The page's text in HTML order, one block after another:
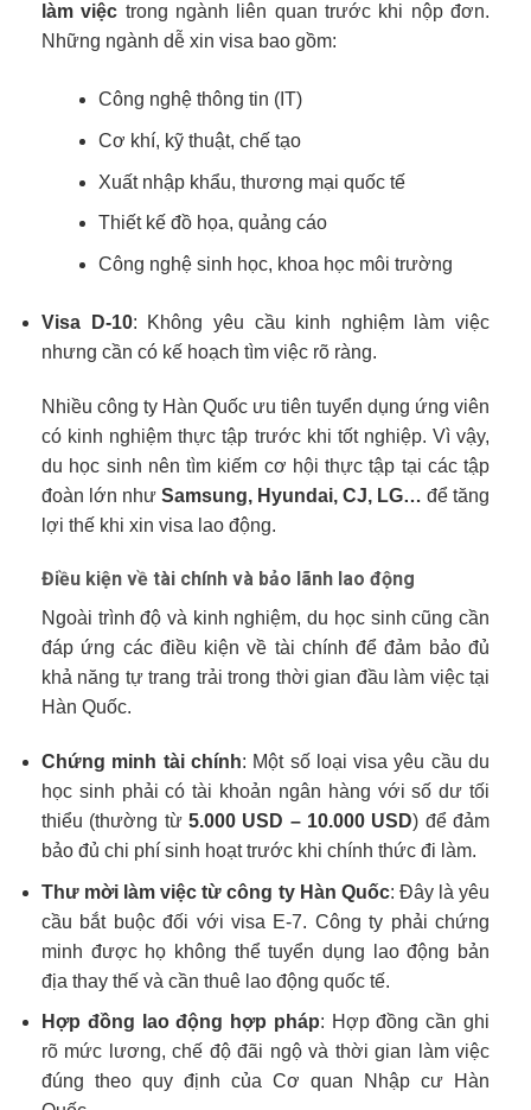
làm việc trong ngành liên quan trước khi nộp đơn.
Những ngành dễ xin visa bao gồm:
Công nghệ thông tin (IT)
Cơ khí, kỹ thuật, chế tạo
Xuất nhập khẩu, thương mại quốc tế
Thiết kế đồ họa, quảng cáo
Công nghệ sinh học, khoa học môi trường
Visa D-10: Không yêu cầu kinh nghiệm làm việc
nhưng cần có kế hoạch tìm việc rõ ràng.
Nhiều công ty Hàn Quốc ưu tiên tuyển dụng ứng viên
có kinh nghiệm thực tập trước khi tốt nghiệp. Vì vậy,
du học sinh nên tìm kiếm cơ hội thực tập tại các tập
đoàn lớn như Samsung, Hyundai, CJ, LG… để tăng
lợi thế khi xin visa lao động.
Điều kiện về tài chính và bảo lãnh lao động
Ngoài trình độ và kinh nghiệm, du học sinh cũng cần
đáp ứng các điều kiện về tài chính để đảm bảo đủ
khả năng tự trang trải trong thời gian đầu làm việc tại
Hàn Quốc.
Chứng minh tài chính: Một số loại visa yêu cầu du
học sinh phải có tài khoản ngân hàng với số dư tối
thiểu (thường từ 5.000 USD – 10.000 USD) để đảm
bảo đủ chi phí sinh hoạt trước khi chính thức đi làm.
Thư mời làm việc từ công ty Hàn Quốc: Đây là yêu
cầu bắt buộc đối với visa E-7. Công ty phải chứng
minh được họ không thể tuyển dụng lao động bản
địa thay thế và cần thuê lao động quốc tế.
Hợp đồng lao động hợp pháp: Hợp đồng cần ghi
rõ mức lương, chế độ đãi ngộ và thời gian làm việc
đúng theo quy định của Cơ quan Nhập cư Hàn